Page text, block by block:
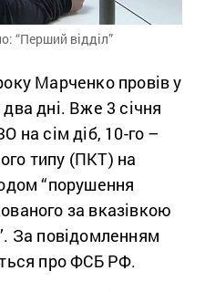
“Перший відділ”
Марченко провів у
дні. Вже 3 січня
на сім діб, 10-го –
типу (ПКТ) на
“порушення
за вказівкою
За повідомленням
про ФСБ РФ.